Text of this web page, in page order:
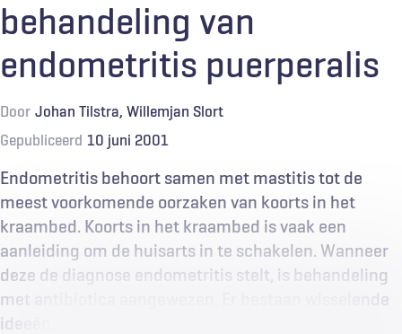
behandeling van
endometritis puerperalis
Door Johan Tilstra Willemjan Slort
Gepubliceerd 10 juni 2001
Endometritis behoort samen met mastitis tot de
meest voorkomende oorzaken van koorts in het
kraambed. Koorts in het kraambed is vaak een
aanleiding om de huisarts in te schakelen. Wanneer
deze de diagnose endometritis stelt, is behandeling
met antibiotica aangewezen. Er bestaan wisselende
ideeën…